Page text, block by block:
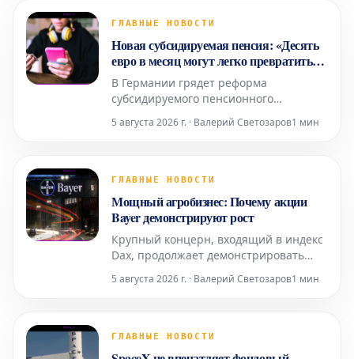
покидают компанию полностью. Эти
множество вопросов в индустрии и
уже успели обеспо
ГЛАВНЫЕ НОВОСТИ
Новая субсидируемая пенсия: «Десять
евро в месяц могут легко превратиться
в пятизначные суммы»
В Германии грядет реформа
субсидируемого пенсионного
коалиционное правительство по-
для детей. Возникает вопрос: как эти
другом?
5 августа 2026 г. · Валерий Светозаров1 мин
ГЛАВНЫЕ НОВОСТИ
Мощный агробизнес: Почему акции
Bayer демонстрируют рост
Крупный концерн, входящий в индекс
Dax, продолжает демонстрировать
недавнего благоприятного судебного
показывает устойчивые показатели,
5 августа 2026 г. · Валерий Светозаров1 мин
ГЛАВНЫЕ НОВОСТИ